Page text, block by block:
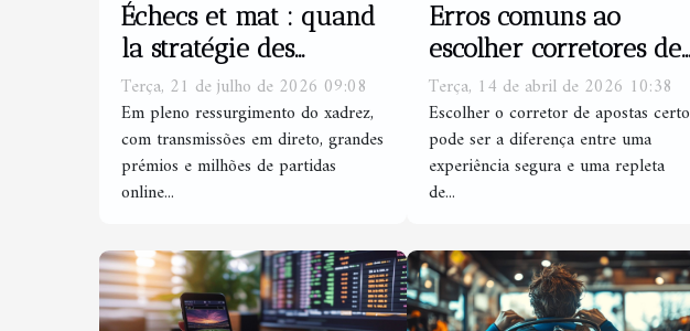
Échecs et mat : quand
la stratégie des
joueurs d’échecs
inspire les parieurs
Terça, 21 de julho de 2026 09:08
Em pleno ressurgimento do xadrez,
com transmissões em direto, grandes
prémios e milhões de partidas
online...
Erros comuns ao
escolher corretores de
apostas e como evitá-
los
Terça, 14 de abril de 2026 10:38
Escolher o corretor de apostas certo
pode ser a diferença entre uma
experiência segura e uma repleta
de...